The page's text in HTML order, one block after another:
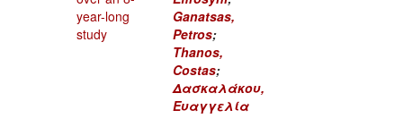
year-long
study
Ganatsas,
Petros;
Thanos,
Costas;
Δασκαλάκου,
Ευαγγελία